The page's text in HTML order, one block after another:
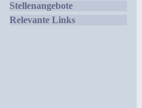
Stellenangebote
Relevante Links